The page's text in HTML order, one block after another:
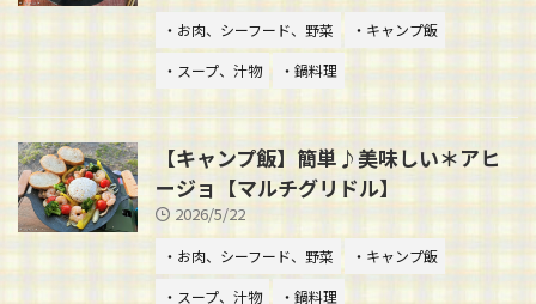
・お肉、シーフード、野菜
・キャンプ飯
・スープ、汁物
・鍋料理
【キャンプ飯】簡単♪美味しい＊アヒ
ージョ【マルチグリドル】
2026/5/22
・お肉、シーフード、野菜
・キャンプ飯
・スープ、汁物
・鍋料理